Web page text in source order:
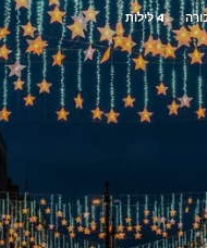
4 לילות